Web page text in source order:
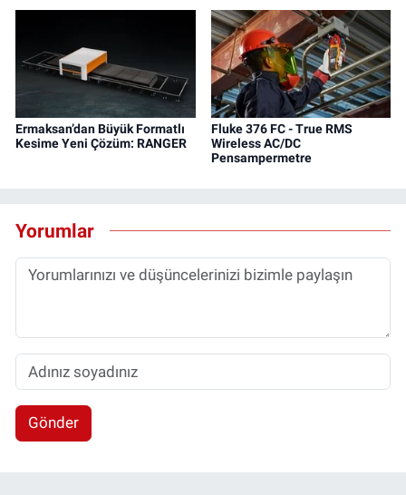
Ermaksan’dan Büyük Formatlı
Kesime Yeni Çözüm: RANGER
Fluke 376 FC - True RMS
Wireless AC/DC
Pensampermetre
Yorumlar
Gönder